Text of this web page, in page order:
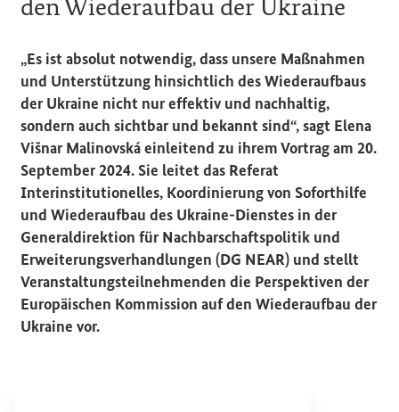
den Wiederaufbau der Ukraine
„Es ist absolut notwendig, dass unsere Maßnahmen
und Unterstützung hinsichtlich des Wiederaufbaus
der Ukraine nicht nur effektiv und nachhaltig,
sondern auch sichtbar und bekannt sind“, sagt Elena
Višnar Malinovská einleitend zu ihrem Vortrag am 20.
September 2024. Sie leitet das Referat
Interinstitutionelles, Koordinierung von Soforthilfe
und Wiederaufbau des Ukraine-Dienstes in der
Generaldirektion für Nachbarschaftspolitik und
Erweiterungsverhandlungen (DG NEAR) und stellt
Veranstaltungsteilnehmenden die Perspektiven der
Europäischen Kommission auf den Wiederaufbau der
Ukraine vor.